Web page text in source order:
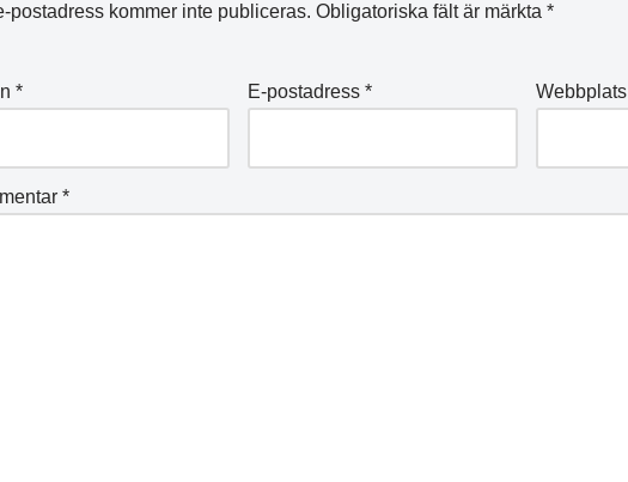
postadress kommer inte publiceras. Obligatoriska fält är märkta *
* E-postadress * Webbplats
*